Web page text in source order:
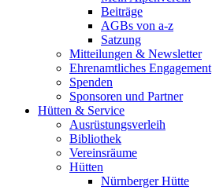
Beiträge
AGBs von a-z
Satzung
Mitteilungen & Newsletter
Ehrenamtliches Engagement
Spenden
Sponsoren und Partner
Hütten & Service
Ausrüstungsverleih
Bibliothek
Vereinsräume
Hütten
Nürnberger Hütte